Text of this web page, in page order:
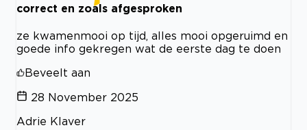
correct en zoals afgesproken
ze kwamenmooi op tijd, alles mooi opgeruimd en
goede info gekregen wat de eerste dag te doen
Beveelt aan
28 November 2025
Adrie Klaver